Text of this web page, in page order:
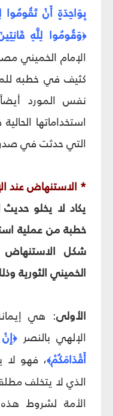
بِوَاحِدَةٍ أَنْ
﴿وَقُومُوا لِلَّهِ
الإمام الخميني
كثيف في خطبه
نفس المورد
استخداماتها
التي حدثت في صدر
* الاستنهاض عند
يكاد لا يخلو
خطبة من عملية
شكل الاستنهاض
الخميني الثورية
الأولى: هي
الإلهي بالنصر﴿
أَقْدَامَكُمْ﴾، فهو لا
الذي لا يتخلف
الأمة لشروط